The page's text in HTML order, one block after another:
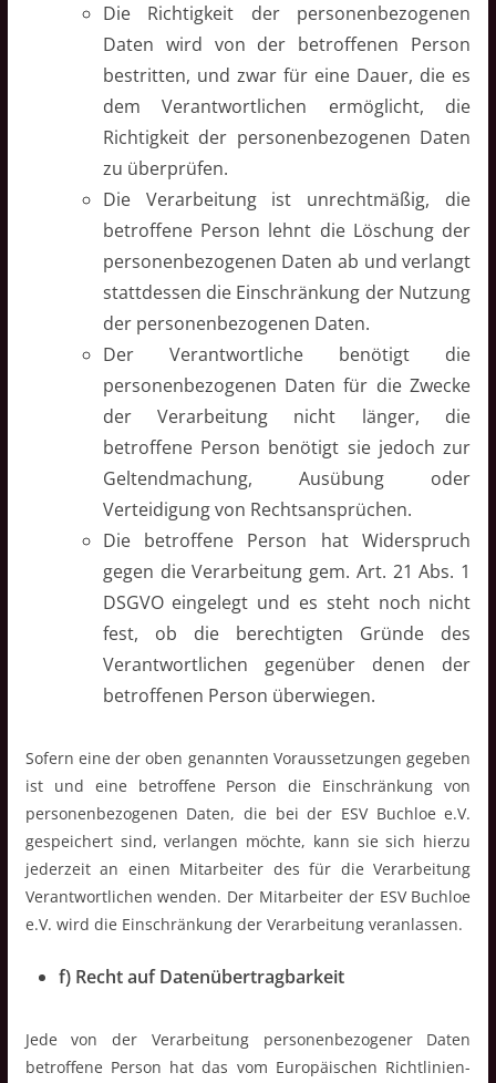
Die Richtigkeit der personenbezogenen
Daten wird von der betroffenen Person
bestritten, und zwar für eine Dauer, die es
dem Verantwortlichen ermöglicht, die
Richtigkeit der personenbezogenen Daten
zu überprüfen.
Die Verarbeitung ist unrechtmäßig, die
betroffene Person lehnt die Löschung der
personenbezogenen Daten ab und verlangt
stattdessen die Einschränkung der Nutzung
der personenbezogenen Daten.
Der Verantwortliche benötigt die
personenbezogenen Daten für die Zwecke
der Verarbeitung nicht länger, die
betroffene Person benötigt sie jedoch zur
Geltendmachung, Ausübung oder
Verteidigung von Rechtsansprüchen.
Die betroffene Person hat Widerspruch
gegen die Verarbeitung gem. Art. 21 Abs. 1
DSGVO eingelegt und es steht noch nicht
fest, ob die berechtigten Gründe des
Verantwortlichen gegenüber denen der
betroffenen Person überwiegen.
Sofern eine der oben genannten Voraussetzungen gegeben
ist und eine betroffene Person die Einschränkung von
personenbezogenen Daten, die bei der ESV Buchloe e.V.
gespeichert sind, verlangen möchte, kann sie sich hierzu
jederzeit an einen Mitarbeiter des für die Verarbeitung
Verantwortlichen wenden. Der Mitarbeiter der ESV Buchloe
e.V. wird die Einschränkung der Verarbeitung veranlassen.
f) Recht auf Datenübertragbarkeit
Jede von der Verarbeitung personenbezogener Daten
betroffene Person hat das vom Europäischen Richtlinien-